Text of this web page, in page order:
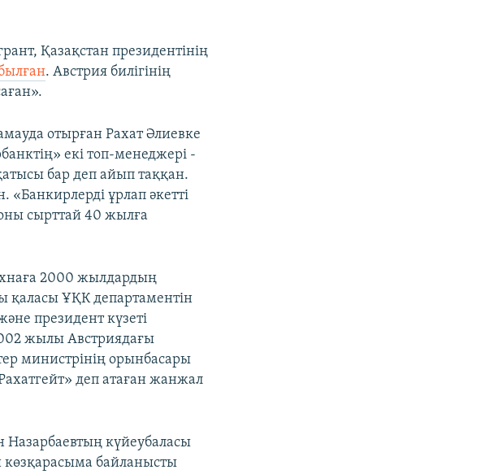
Қазақстан президентінің
. Австрия билігінің
отырған Рахат Әлиевке
екі топ-менеджері -
бар деп айып таққан.
«Банкирлерді ұрлап әкетті
оны сырттай 40 жылға
2000 жылдардың
қаласы ҰҚК департаментін
президент күзеті
жылы Австриядағы
министрінің орынбасары
деп атаған жанжал
Назарбаевтың күйеубаласы
байланысты